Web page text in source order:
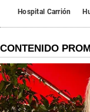
Hospital Carrión